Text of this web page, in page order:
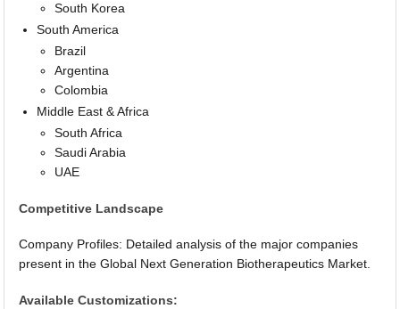
South Korea
South America
Brazil
Argentina
Colombia
Middle East & Africa
South Africa
Saudi Arabia
UAE
Competitive Landscape
Company Profiles: Detailed analysis of the major companies
present in the Global Next Generation Biotherapeutics Market.
Available Customizations: